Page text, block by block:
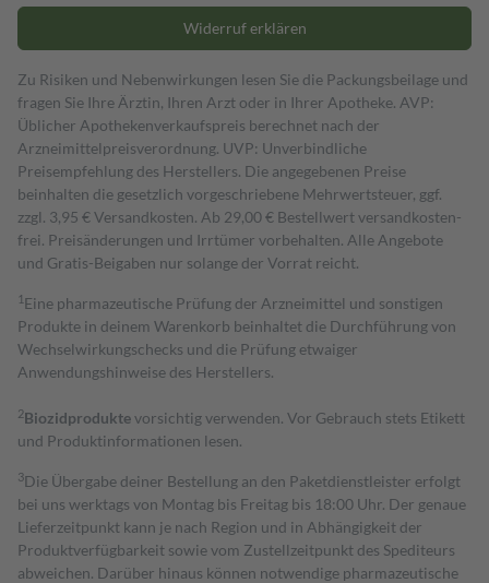
Widerruf erklären
Zu Risiken und Nebenwirkungen lesen Sie die Packungsbeilage und
fragen Sie Ihre Ärztin, Ihren Arzt oder in Ihrer Apotheke. AVP:
Üblicher Apothekenverkaufspreis berechnet nach der
Arzneimittelpreisverordnung. UVP: Unverbindliche
Preisempfehlung des Herstellers. Die angegebenen Preise
beinhalten die gesetzlich vorgeschriebene Mehrwertsteuer, ggf.
zzgl. 3,95 € Versandkosten. Ab 29,00 € Bestell­wert versand­kosten­
frei. Preisänderungen und Irrtümer vorbehalten. Alle Angebote
und Gratis-Beigaben nur solange der Vorrat reicht.
1 Eine pharmazeutische Prüfung der Arzneimittel und sonstigen
Produkte in deinem Warenkorb beinhaltet die Durchführung von
Wechselwirkungschecks und die Prüfung etwaiger
Anwendungshinweise des Herstellers.
2Biozidproduktevorsichtig verwenden. Vor Gebrauch stets Etikett
und Produktinformationen lesen.
3Die Übergabe deiner Bestellung an den Paketdienstleister erfolgt
bei uns werktags von Montag bis Freitag bis 18:00 Uhr. Der genaue
Lieferzeitpunkt kann je nach Region und in Abhängigkeit der
Produktverfügbarkeit sowie vom Zustellzeitpunkt des Spediteurs
abweichen. Darüber hinaus können notwendige pharmazeutische